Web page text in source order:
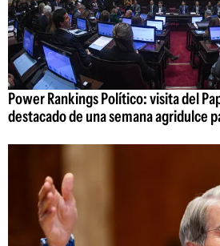
Power Rankings Político: visita del
destacado de una semana agridulce